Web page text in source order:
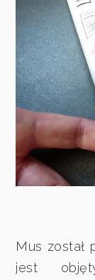
Mus został
jest